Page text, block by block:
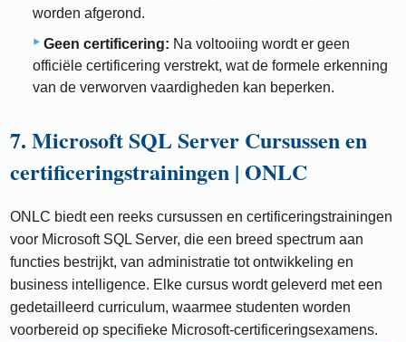
worden afgerond.
Geen certificering: Na voltooiing wordt er geen
officiële certificering verstrekt, wat de formele erkenning
van de verworven vaardigheden kan beperken.
7. Microsoft SQL Server Cursussen en
certificeringstrainingen | ONLC
ONLC biedt een reeks cursussen en certificeringstrainingen
voor Microsoft SQL Server, die een breed spectrum aan
functies bestrijkt, van administratie tot ontwikkeling en
business intelligence. Elke cursus wordt geleverd met een
gedetailleerd curriculum, waarmee studenten worden
voorbereid op specifieke Microsoft-certificeringsexamens.